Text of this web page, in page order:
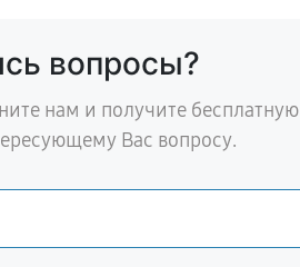
вопросы?
нам и получите бесплатную
Вас вопросу.